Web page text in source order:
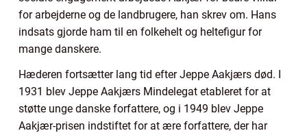
for arbejderne og de landbrugere, han skrev om. Hans
indsats gjorde ham til en folkehelt og heltefigur for
mange danskere.
Hæderen fortsætter lang tid efter Jeppe Aakjærs død. I
1931 blev Jeppe Aakjærs Mindelegat etableret for at
støtte unge danske forfattere, og i 1949 blev Jeppe
Aakjær-prisen indstiftet for at ære forfattere, der har